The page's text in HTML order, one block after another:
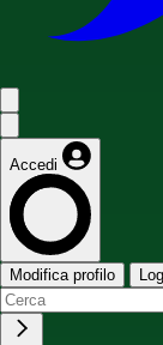
Accedi
Modifica profilo